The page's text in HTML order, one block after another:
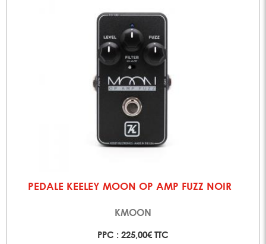
PEDALE KEELEY MOON OP AMP FUZZ NOIR
KMOON
PPC : 225,00€ TTC